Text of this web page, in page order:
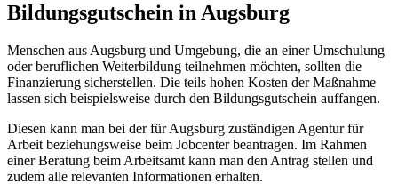
Bildungsgutschein in Augsburg
Menschen aus Augsburg und Umgebung, die an einer Umschulung
oder beruflichen Weiterbildung teilnehmen möchten, sollten die
Finanzierung sicherstellen. Die teils hohen Kosten der Maßnahme
lassen sich beispielsweise durch den Bildungsgutschein auffangen.
Diesen kann man bei der für Augsburg zuständigen Agentur für
Arbeit beziehungsweise beim Jobcenter beantragen. Im Rahmen
einer Beratung beim Arbeitsamt kann man den Antrag stellen und
zudem alle relevanten Informationen erhalten.